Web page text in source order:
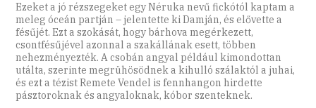
Ezeket a jó rézszegeket egy Néruka nevű fickótól kaptam a
meleg óceán partján – jelentette ki Damján, és elővette a
fésűjét. Ezt a szokását, hogy bárhova megérkezett,
csontfésűjével azonnal a szakállának esett, többen
nehezményezték. A csobán angyal például kimondottan
utálta, szerinte megrühösödnek a kihulló szálaktól a juhai,
és ezt a tézist Remete Vendel is fennhangon hirdette
pásztoroknak és angyaloknak, kóbor szenteknek.